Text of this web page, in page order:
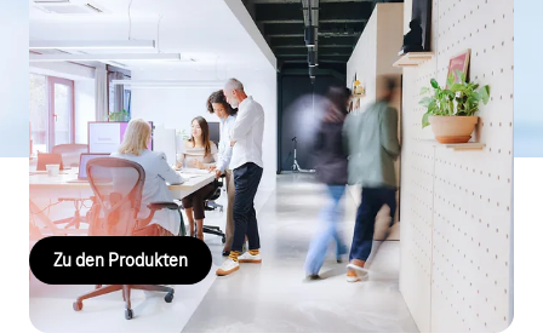
Produkte
Sichern Sie Ihre Daten und Kommunikation mit unseren
Komplettlösungen. Unsere Internet & Festnetz Angebote sowie
Business-Handytarife mit mehr Datenvolumen im besten 5G
Netz der Telekom sorgen für optimale Erreichbarkeit–
egal wo
Sie sind.
Zu den Produkten